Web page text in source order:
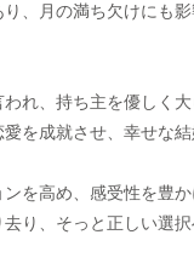
り、月の満ち欠けにも
われ、持ち主を優しく
を成就させ、幸せな
を高め、感受性を豊
り、そっと正しい選